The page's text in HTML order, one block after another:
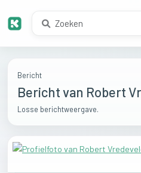
Bericht
Bericht van Robert
Losse berichtweergave.